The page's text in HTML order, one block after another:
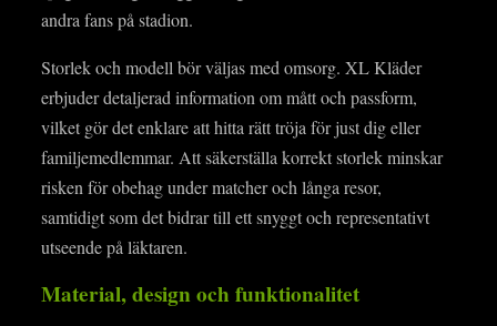
andra fans på stadion.
Storlek och modell bör väljas med omsorg. XL Kläder
erbjuder detaljerad information om mått och passform,
vilket gör det enklare att hitta rätt tröja för just dig eller
familjemedlemmar. Att säkerställa korrekt storlek minskar
risken för obehag under matcher och långa resor,
samtidigt som det bidrar till ett snyggt och representativt
utseende på läktaren.
Material, design och funktionalitet